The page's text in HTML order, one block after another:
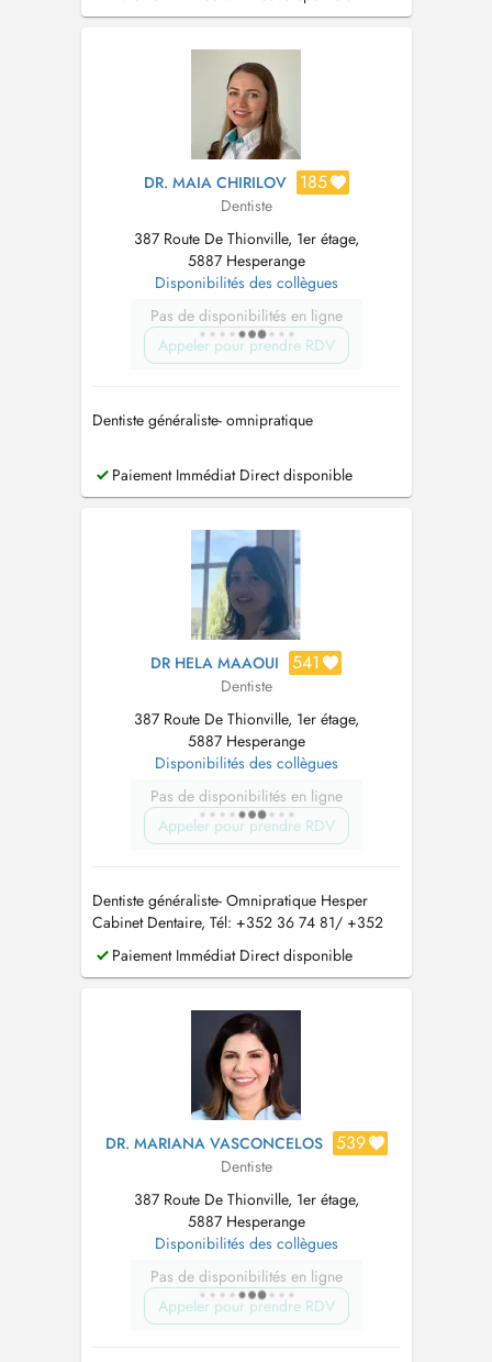
Caisses de maladie et l'Association des
exécution de l'article 61 du...
DR. MAIA CHIRILOV 185
Dentiste
387 Route De Thionville, 1er étage,
5887 Hesperange
Disponibilités des collègues
Pas de disponibilités en ligne
Appeler pour prendre RDV
Dentiste généraliste- omnipratique
Paiement Immédiat Direct disponible
DR HELA MAAOUI 541
Dentiste
387 Route De Thionville, 1er étage,
5887 Hesperange
Disponibilités des collègues
Pas de disponibilités en ligne
Appeler pour prendre RDV
Dentiste généraliste- Omnipratique Hesper
Cabinet Dentaire, Tél: +352 36 74 81/ +352
621 704 251
Paiement Immédiat Direct disponible
DR. MARIANA VASCONCELOS 539
Dentiste
387 Route De Thionville, 1er étage,
5887 Hesperange
Disponibilités des collègues
Pas de disponibilités en ligne
Appeler pour prendre RDV